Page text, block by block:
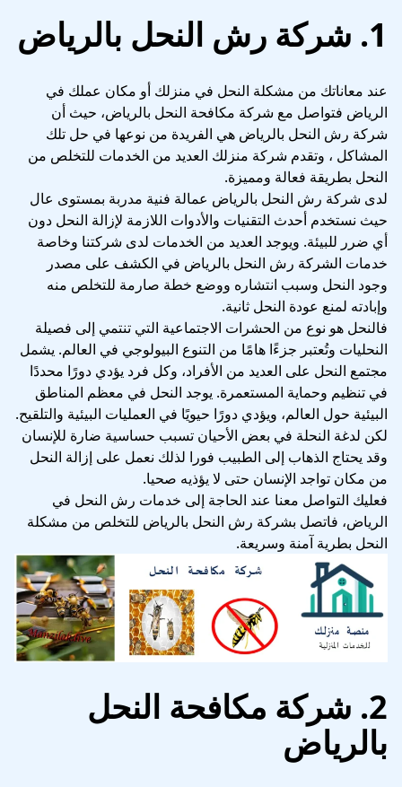
1. شركة رش النحل بالرياض
عند معاناتك من مشكلة النحل في منزلك أو مكان عملك في
الرياض فتواصل مع شركة مكافحة النحل بالرياض، حيث أن
شركة رش النحل بالرياض هي الفريدة من نوعها في حل تلك
المشاكل ، وتقدم شركة منزلك العديد من الخدمات للتخلص من
النحل بطريقة فعالة ومميزة.
لدى شركة رش النحل بالرياض عمالة فنية مدربة بمستوى عال
حيث نستخدم أحدث التقنيات والأدوات اللازمة لإزالة النحل دون
أي ضرر للبيئة. ويوجد العديد من الخدمات لدى شركتنا وخاصة
خدمات الشركة رش النحل بالرياض في الكشف على مصدر
وجود النحل وسبب انتشاره ووضع خطة صارمة للتخلص منه
وإبادته لمنع عودة النحل ثانية.
فالنحل هو نوع من الحشرات الاجتماعية التي تنتمي إلى فصيلة
النحليات وتُعتبر جزءًا هامًا من التنوع البيولوجي في العالم. يشمل
مجتمع النحل على العديد من الأفراد، وكل فرد يؤدي دورًا محددًا
في تنظيم وحماية المستعمرة. يوجد النحل في معظم المناطق
البيئية حول العالم، ويؤدي دورًا حيويًا في العمليات البيئية والتلقيح.
لكن لدغة النحلة في بعض الأحيان تسبب حساسية ضارة للإنسان
وقد يحتاج الذهاب إلى الطبيب فورا لذلك نعمل على إزالة النحل
من مكان تواجد الإنسان حتى لا يؤذيه صحيا.
فعليك التواصل معنا عند الحاجة إلى خدمات رش النحل في
الرياض، فاتصل بشركة رش النحل بالرياض للتخلص من مشكلة
النحل بطرية آمنة وسريعة.
2. شركة مكافحة النحل
بالرياض